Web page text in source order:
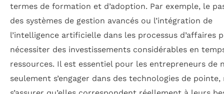
termes de formation et d’adoption. Par exemple, le
des systèmes de gestion avancés ou l’intégration de
l’intelligence artificielle dans les processus d’affaires
nécessiter des investissements considérables en
ressources. Il est essentiel pour les entrepreneurs de
seulement s’engager dans des technologies de pointe,